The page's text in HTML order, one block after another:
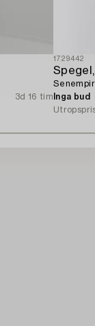
3d 16 tim
1729442
Spegel,
Inga bud